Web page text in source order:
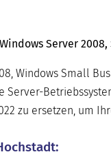
Server 2008,
Windows Small
zu ersetzen, um